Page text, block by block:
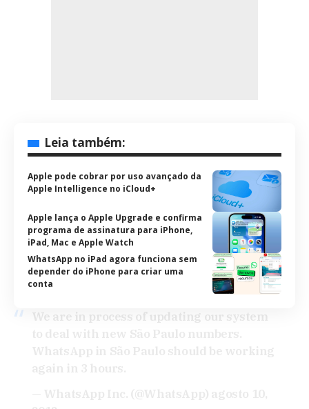
Leia também:
Apple pode cobrar por uso avançado da
Apple Intelligence no iCloud+
Apple lança o Apple Upgrade e confirma
programa de assinatura para iPhone,
iPad, Mac e Apple Watch
WhatsApp no iPad agora funciona sem
depender do iPhone para criar uma
conta
We are in process of updating our system